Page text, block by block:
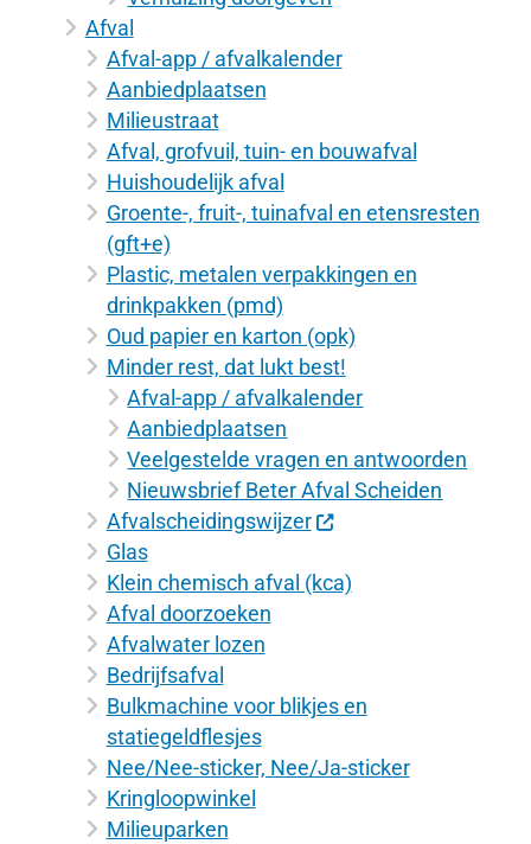
Afval
Afval-app / afvalkalender
Aanbiedplaatsen
Milieustraat
Afval, grofvuil, tuin- en bouwafval
Huishoudelijk afval
Groente-, fruit-, tuinafval en etensresten
(gft+e)
Plastic, metalen verpakkingen en
drinkpakken (pmd)
Oud papier en karton (opk)
Minder rest, dat lukt best!
Afval-app / afvalkalender
Aanbiedplaatsen
Veelgestelde vragen en antwoorden
Nieuwsbrief Beter Afval Scheiden
Afvalscheidingswijzer
Glas
Klein chemisch afval (kca)
Afval doorzoeken
Afvalwater lozen
Bedrijfsafval
Bulkmachine voor blikjes en
statiegeldflesjes
Nee/Nee-sticker, Nee/Ja-sticker
Kringloopwinkel
Milieuparken